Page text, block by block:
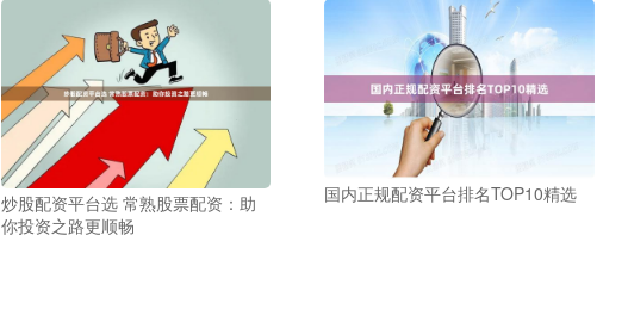
炒股配资平台选 常熟股票配资：助
你投资之路更顺畅
国内正规配资平台排名TOP10精选